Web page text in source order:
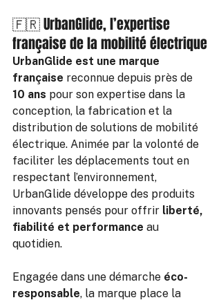
🇫🇷 UrbanGlide, l’expertise
française de la mobilité électrique
UrbanGlide est une marque
française reconnue depuis près de
10 ans pour son expertise dans la
conception, la fabrication et la
distribution de solutions de mobilité
électrique. Animée par la volonté de
faciliter les déplacements tout en
respectant l’environnement,
UrbanGlide développe des produits
innovants pensés pour offrir liberté,
fiabilité et performance au
quotidien.
Engagée dans une démarche éco-
responsable, la marque place la